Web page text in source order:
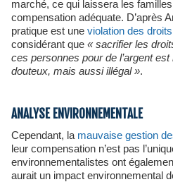
marché, ce qui laissera les
compensation adéquate. D’après
pratique est une violation des
considérant que « sacrifier les
ces personnes pour de l’argent
douteux, mais aussi illégal ».
ANALYSE ENVIRONNEMENTALE
Cependant, la mauvaise gestion
leur compensation n’est pas
environnementalistes ont
aurait un impact environnemental